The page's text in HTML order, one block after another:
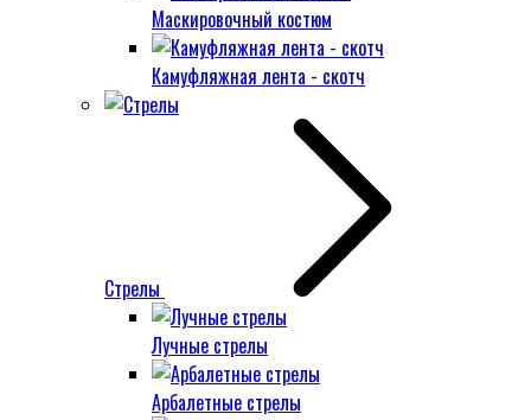
Маскировочный костюм
Камуфляжная лента - скотч
Стрелы
Лучные стрелы
Арбалетные стрелы